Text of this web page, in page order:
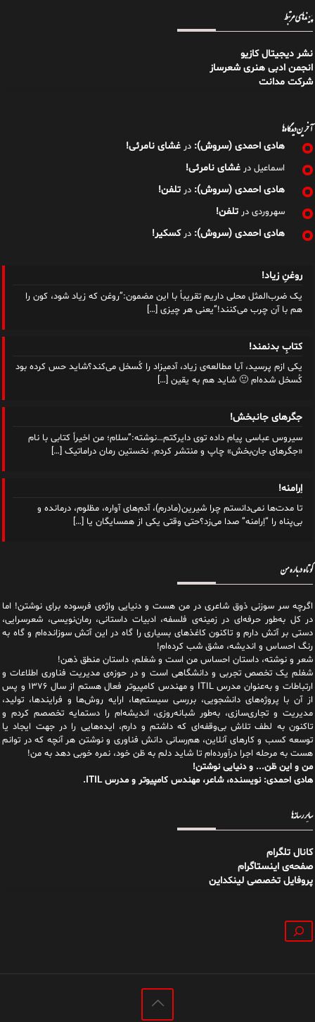
پیوندهای مرتبط
نشر دیجیتال کازیو
انجمن ادبی هنری شعرساز
شرکت مدانت
آخرین دیدگاه‌ها
هادی احمدی (سروش): در غشای نامرئی!
اسماعیل در غشای نامرئی!
هادی احمدی (سروش): در تلفن!
سهروردی در تلفن!
هادی احمدی (سروش): درکسکیر!
روغنِ زیاد!
یک ضرب‌المثل محلی داریم تقریباً با این مضمون:”روغن که زیاد شود، کون را
هم با آن چرب می‌کنند!”یعنی هر چیزی […]
کتابِ بدنمند!
یکی ازم پرسید، آیا مطالعه‌ی زیاد، آدمیزاد را کُسخل می‌کند؟شاید حس کرده بود
کُسخل شده‌ام 🙂 شاید هم به یقین […]
جگرهای جانبخش!
سیروس عباسی پیام داده توی دایرکتم…نوشته:”سلام؛ من اخیراً کتابی با نام
«جگرهای جان‌بخش» چاپ و‌ منتشر کردم. نخستین رمان دراماتیک […]
اِرامنه!
تا مدت‌ها نمی‌دانستم چرا شیرین(مادرم)، آدم‌های آواره، مظلوم، درمانده و
بی‌پناه را “اِرامنه” صدا می‌زد؟حتی وقتی یکی از همسایگان یا […]
کوتاه درباره من
اگرچه سر سوزنی ذوق شاعری در من هست و دنیایی واژه‌‌ی فرسوده برای نوشتن! اما
در کل به‌طور حرفه‌ای در زمینه‌ی فلسفه، ادبیات داستانی، رمان‌نویسی، شعرسرایی،
دستی بر آتش دارم و تاکنون کاغذهای بسیاری را گاه در این آتش سوزانده‌ام و گاه به
رنگ احساس و اندیشه، مشق شب کرده‌ام!
شعر و نوشته، داستان احساس من است و شغلم، داستان منطق ذهن!
شغلم یک تخصص تجربی و دانشگاهی است و در حوزه‌ی مدیریت فناوری اطلاعات و
ارتباطات و به‌عنوان مدرس ITIL و مهندس کامپیوتر فعال هستم از سال ۱۳۷۶ و پس
از آن با پروژه‌های دانشجویی، بررسی سیستم‌ها، ارایه روش‌ها و فرایندها، تولید،
مدیریت و تجاری‌سازی، به‌طور شبانه‌روزی، اندیشه‌ام را دستمایه تخصصم کردم و
تاکنون به لطف تلاش بی‌وقفه‌ای که داشتم و دارم، اید‌ه‌هایی را در جهت ایجاد یا
توسعه کسب و کارهای آنلاین، هم‌رسانی دانش فناوری و نوشتن هر آنچه که در توانم
هست به مرحله اجرا درآورده‌ام تا شاید دلم به ظن خود، نمره خوبی دهد به من!
من و این ظن... و دنیایی نوشتن!
هادی احمدی: نویسنده، شاعر، مهندس کامپیوتر و مدرس ITIL.
سایر رسانه‌ها
کانال تلگرام
صفحه‌ی اینستاگرام
پروفایل تخصصی لینکداین
جستجو